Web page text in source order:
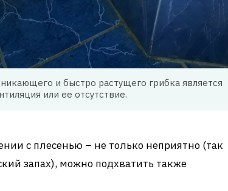
и быстро растущего грибка является
или ее отсутствие.
с плесенью – не только неприятно (так
запах), можно подхватить также